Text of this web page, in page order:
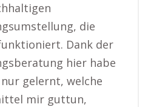
die
Dank der
hier habe
gelernt, welche
mir guttun,